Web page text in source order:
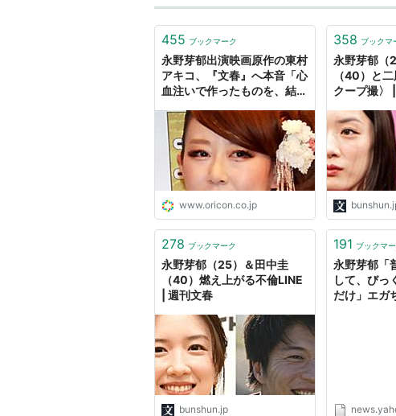
455 ブックマーク
永野芽郁出演映画原作の東村
アキコ、『文春』へ本音「心
血注いで作ったものを、結果
「二重人格の人と…」
www.oricon.co.jp
358 ブックマ
永野芽郁（
（40）と
クープ撮〉
278 ブックマーク
永野芽郁（25）＆田中圭
（40）燃え上がる不倫LINE
| 週刊文春
bunshun.jp
191 ブックマ
永野芽郁「
して、びっ
だけ」エガ